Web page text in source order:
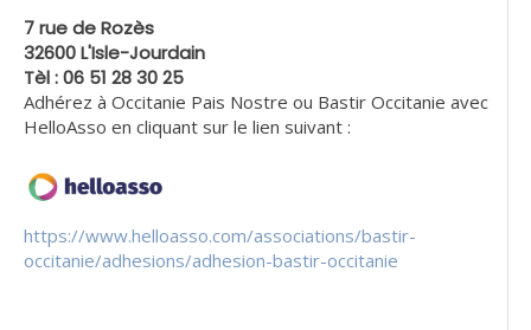
7 rue de Rozès
32600 L'Isle-Jourdain
Tèl : 06 51 28 30 25
Adhérez à Occitanie Pais Nostre ou Bastir Occitanie avec
HelloAsso en cliquant sur le lien suivant :
https://www.helloasso.com/associations/bastir-
occitanie/adhesions/adhesion-bastir-occitanie